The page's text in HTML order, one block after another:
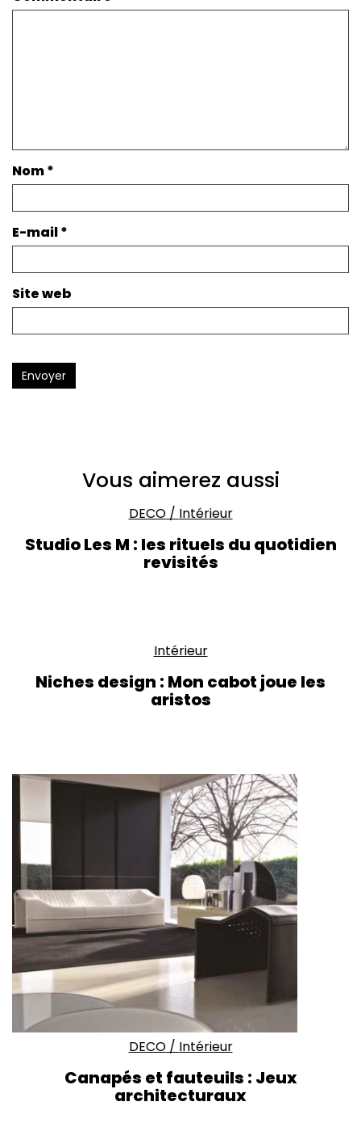
Nom*
E-mail*
Site web
Envoyer
Vous aimerez aussi
DECO/ Intérieur
Studio Les M : les rituels du quotidien
revisités
Intérieur
Niches design : Mon cabot joue les
aristos
DECO/ Intérieur
Canapés et fauteuils : Jeux
architecturaux